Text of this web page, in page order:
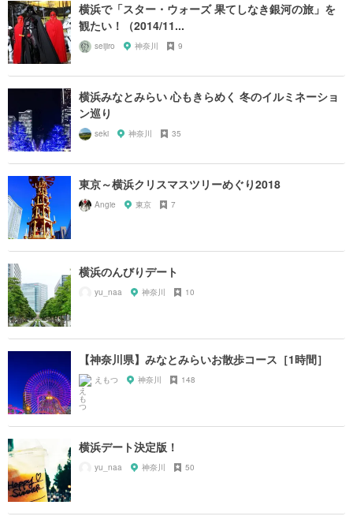
横浜で「スター・ウォーズ 果てしなき銀河の旅」を
観たい！（2014/11...
seijiro 神奈川 9
横浜みなとみらい 心もきらめく 冬のイルミネーショ
ン巡り
seki 神奈川 35
東京～横浜クリスマスツリーめぐり2018
Angie 東京 7
横浜のんびりデート
yu_naa 神奈川 10
【神奈川県】みなとみらいお散歩コース［1時間］
えもつ 神奈川 148
横浜デート決定版！
yu_naa 神奈川 50